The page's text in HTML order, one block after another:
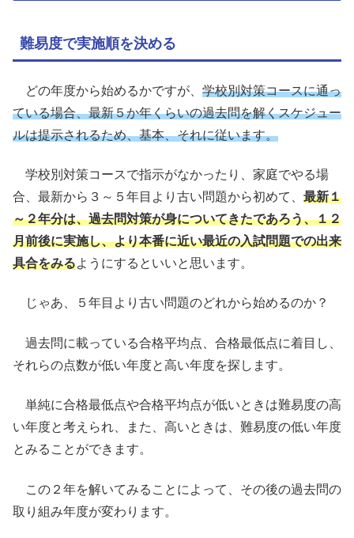
難易度で実施順を決める
どの年度から始めるかですが、 学校別対策コースに通っ
ている場合、最新５か年くらいの過去問を解くスケジュー
ルは提示されるため、基本、それに従います。
学校別対策コースで指示がなかったり、家庭でやる場
合、最新から３～５年目より古い問題から初めて、 最新１
～２年分は、過去問対策が身についてきたであろう、１２
月前後に実施し、より本番に近い最近の入試問題での出来
具合をみるようにするといいと思います。
じゃあ、５年目より古い問題のどれから始めるのか？
過去問に載っている合格平均点、合格最低点に着目し、
それらの点数が低い年度と高い年度を探します。
単純に合格最低点や合格平均点が低いときは難易度の高
い年度と考えられ、また、高いときは、難易度の低い年度
とみることができます。
この２年を解いてみることによって、その後の過去問の
取り組み年度が変わります。